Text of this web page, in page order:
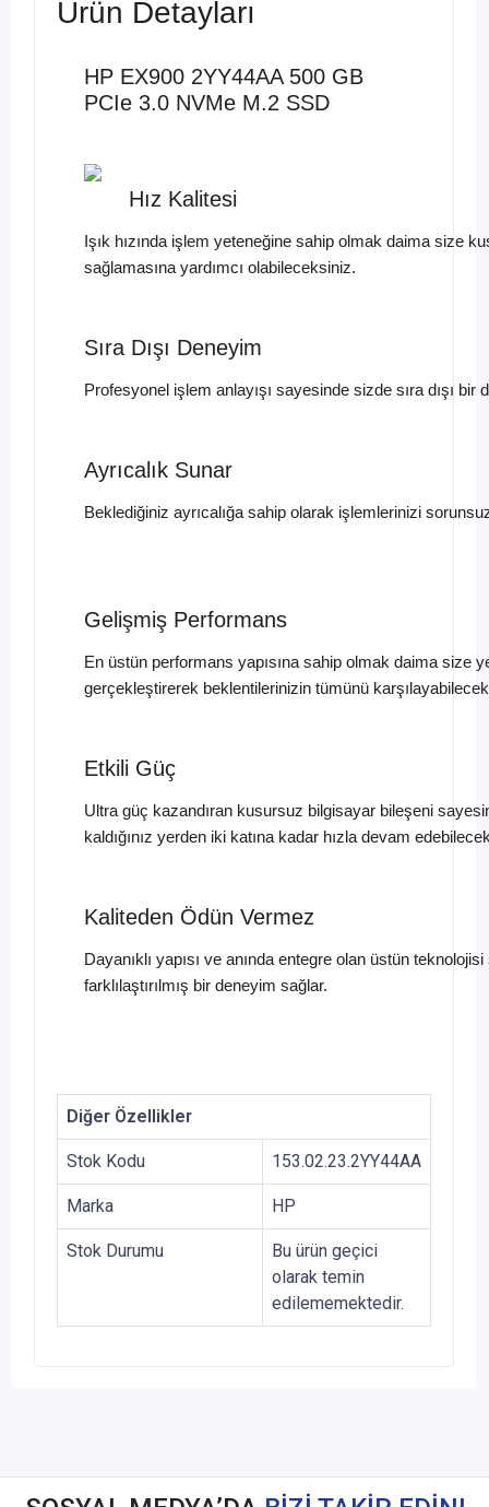
Ürün Detayları
HP EX900 2YY44AA 500 GB
PCIe 3.0 NVMe M.2 SSD
Hız Kalitesi
Işık hızında işlem yeteneğine sahip olmak daima size
sağlamasına yardımcı olabileceksiniz.
Sıra Dışı Deneyim
Profesyonel işlem anlayışı sayesinde sizde sıra dışı
Ayrıcalık Sunar
Beklediğiniz ayrıcalığa sahip olarak işlemlerinizi
Gelişmiş Performans
En üstün performans yapısına sahip olmak daima size
gerçekleştirerek beklentilerinizin tümünü
Etkili Güç
Ultra güç kazandıran kusursuz bilgisayar bileşeni
kaldığınız yerden iki katına kadar hızla devam
Kaliteden Ödün Vermez
Dayanıklı yapısı ve anında entegre olan üstün
farklılaştırılmış bir deneyim sağlar.
Diğer Özellikler
Stok Kodu 153.02.23.2YY44AA
Marka HP
Stok Durumu
Bu ürün geçici
olarak temin
edilememektedir.